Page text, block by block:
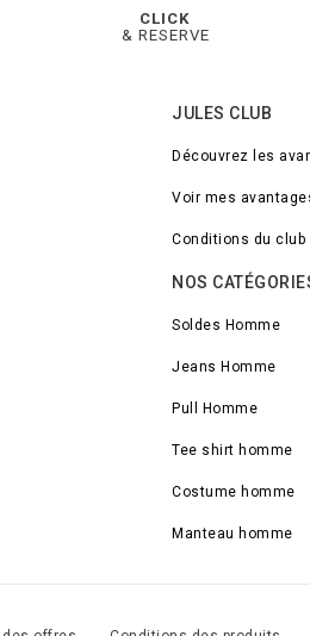
CLICK
& RESERVE
JULES CLUB
Découvrez les
Voir mes
Conditions du club
NOS
Soldes Homme
Jeans Homme
Pull Homme
Tee shirt homme
Costume homme
Manteau homme